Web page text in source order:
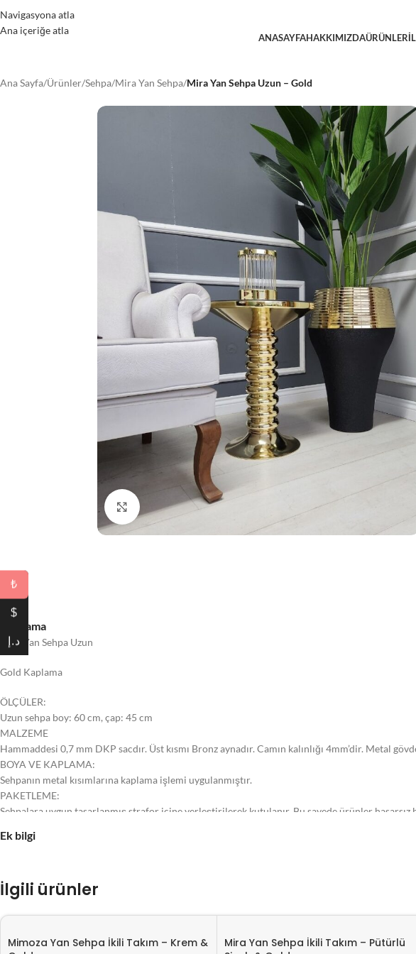
Navigasyona atla
Ana içeriğe atla
ANASAYFAHAKKIMIZDAÜRÜNLER
Ana Sayfa/Ürünler/Sehpa/Mira Yan Sehpa/Mira Yan Sehpa Uzun – Gold
Büyütmek için tıklayın
Açıklama
Mira Yan Sehpa Uzun
Gold Kaplama
ÖLÇÜLER:
Uzun sehpa boy: 60 cm, çap: 45 cm
MALZEME
Hammaddesi 0,7 mm DKP sacdır. Üst kısmı Bronz aynadır. Camın kalınlığı 4mm’dir. Metal
BOYA VE KAPLAMA:
Sehpanın metal kısımlarına kaplama işlemi uygulanmıştır.
PAKETLEME:
Sehpalara uygun tasarlanmış strafor içine yerleştirilerek kutulanır. Bu sayede ürünler hasarsız
Not: Satılık olan ürün sadece tekli sehpadır. Diğer ürünler görsel amaçla yer
Ek bilgi
İlgili ürünler
Mimoza Yan Sehpa İkili Takım – Krem &
Mira Yan Sehpa İkili Takım – Pütürlü
₺
$
د.إ